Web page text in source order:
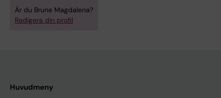
Är du Brune Magdalena?
Redigera din profil
Huvudmeny